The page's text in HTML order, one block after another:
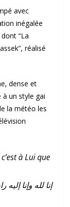
avec
inégalée
“La
réalisé
dense et
à un style gai
la météo les
à Lui que
إنا لله وإنا إليه